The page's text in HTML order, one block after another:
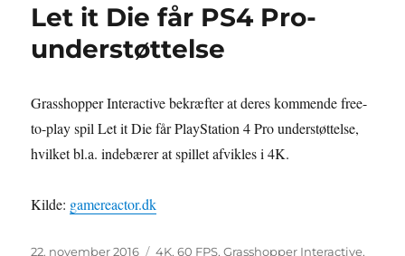
PS4
version
2
Let it Die får PS4 Pro-
understøttelse
Grasshopper Interactive bekræfter at deres kommende free-
to-play spil Let it Die får PlayStation 4 Pro understøttelse,
hvilket bl.a. indebærer at spillet afvikles i 4K.
Kilde: gamereactor.dk
Udgivet
22. november 2016 Tags
4K,60 FPS,Grasshopper Interactive,